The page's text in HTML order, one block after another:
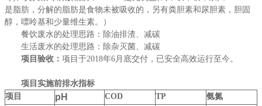
是脂肪，分解的脂肪是食物未被吸收的，另有粪胆素和尿胆素，胆固
醇，嘌呤基和少量维生素。）
餐饮废水的处理思路：除油排渣、减碳
生活废水的处理思路：除杂灭菌、减碳
项目验收： 项目于2018年6月底交付，已安全高效运行至今。
项目实施前排水指标
项目
pH COD TP
氨氮
是脂肪，分解的脂肪是食物未被吸收的，另有粪胆素和尿胆素，胆固
醇，嘌呤基和少量维生素。）
餐饮废水的处理思路：除油排渣、减碳
生活废水的处理思路：除杂灭菌、减碳
项目验收： 项目于2018年6月底交付，已安全高效运行至今。
项目实施前排水指标
项目
pH COD TP
氨氮